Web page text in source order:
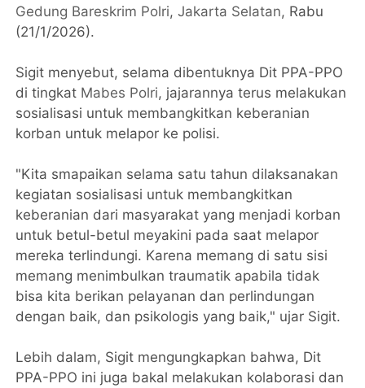
Gedung Bareskrim Polri,Jakarta Selatan, Rabu
(21/1/2026).
Sigit menyebut, selama dibentuknya Dit PPA-PPO
di tingkat Mabes Polri, jajarannya terus melakukan
sosialisasi untuk membangkitkan keberanian
korban untuk melapor ke polisi.
"Kita smapaikan selama satu tahun dilaksanakan
kegiatan sosialisasi untuk membangkitkan
keberanian dari masyarakat yang menjadi korban
untuk betul-betul meyakini pada saat melapor
mereka terlindungi. Karena memang di satu sisi
memang menimbulkan traumatik apabila tidak
bisa kita berikan pelayanan dan perlindungan
dengan baik, dan psikologis yang baik," ujar Sigit.
Lebih dalam, Sigit mengungkapkan bahwa, Dit
PPA-PPO ini juga bakal melakukan kolaborasi dan